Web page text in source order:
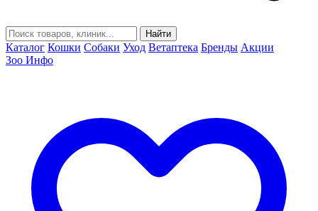
Найти
Каталог Кошки Собаки Уход Ветаптека Бренды Акции
Зоо Инфо